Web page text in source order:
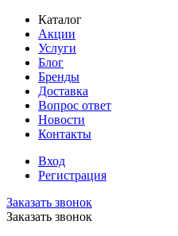
Каталог
Акции
Услуги
Блог
Бренды
Доставка
Вопрос ответ
Новости
Контакты
Вход
Регистрация
Заказать звонок
Заказать звонок